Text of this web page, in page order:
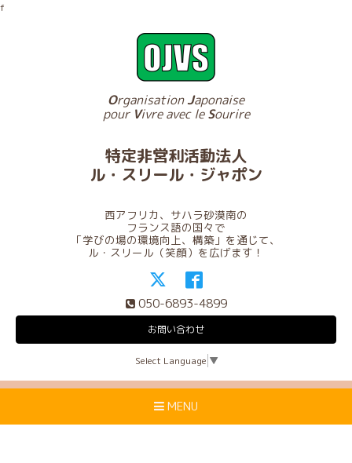
f
OrganisationJaponaise
pour Vivre avec leSourire
特定非営利活動法人
ル・スリール・ジャポン
西アフリカ、サハラ砂漠南の
フランス語の国々で
「学びの場の環境向上、構築」を通じて、
ル・スリール（笑顔）を広げます！
050-6893-4899
お問い合わせ
Select Language ▼
MENU